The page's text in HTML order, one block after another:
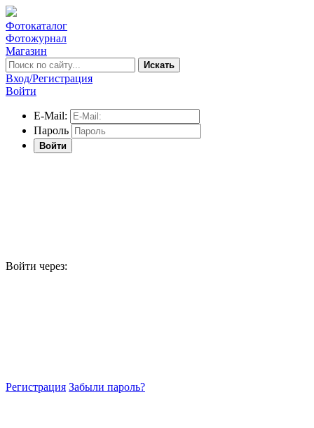
Фотокаталог
Фотожурнал
Магазин
Искать
Вход/Регистрация
Войти
E-Mail:
Пароль
Войти
Войти через:
Регистрация Забыли пароль?